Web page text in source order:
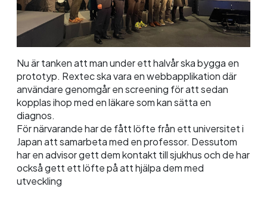
Nu är tanken att man under ett halvår ska bygga en
prototyp. Rextec ska vara en webbapplikation där
användare genomgår en screening för att sedan
kopplas ihop med en läkare som kan sätta en
diagnos.
För närvarande har de fått löfte från ett universitet i
Japan att samarbeta med en professor. Dessutom
har en advisor gett dem kontakt till sjukhus och de har
också gett ett löfte på att hjälpa dem med
utveckling